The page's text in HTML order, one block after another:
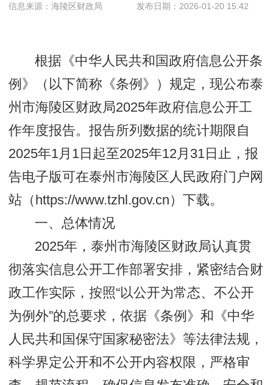
信息来源：海陵区财政局 发布日期：2026-01-20 15:42
根据《中华人民共和国政府信息公开条
例》（以下简称《条例》）规定，现公布泰
州市海陵区财政局2025年政府信息公开工
作年度报告。报告所列数据的统计期限自
2025年1月1日起至2025年12月31日止，报
告电子版可在泰州市海陵区人民政府门户网
站（https://www.tzhl.gov.cn）下载。
一、总体情况
2025年，泰州市海陵区财政局认真贯
彻落实信息公开工作部署安排，紧密结合财
政工作实际，按照“以公开为常态、不公开
为例外”的总要求，依据《条例》和《中华
人民共和国保守国家秘密法》等法律法规，
科学界定公开和不公开内容权限，严格审